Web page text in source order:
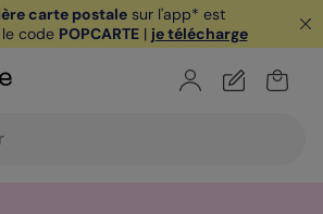
carte postale sur l'app* est
code POPCARTE| je télécharge